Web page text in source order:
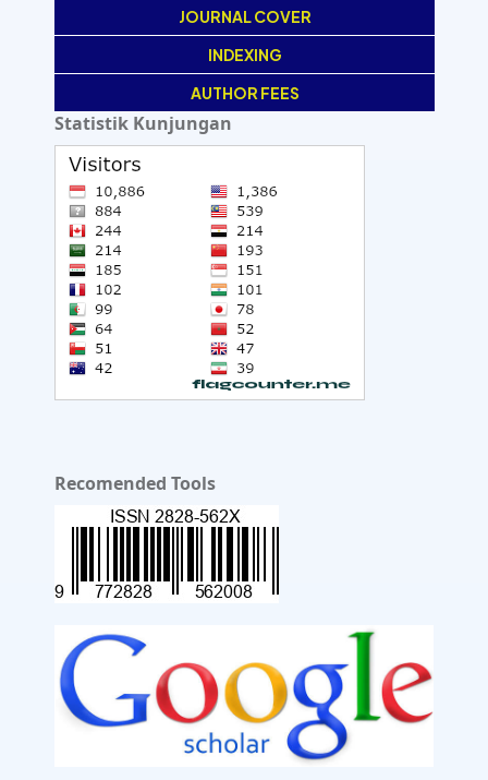
JOURNAL COVER
INDEXING
AUTHOR FEES
Statistik Kunjungan
Recomended Tools